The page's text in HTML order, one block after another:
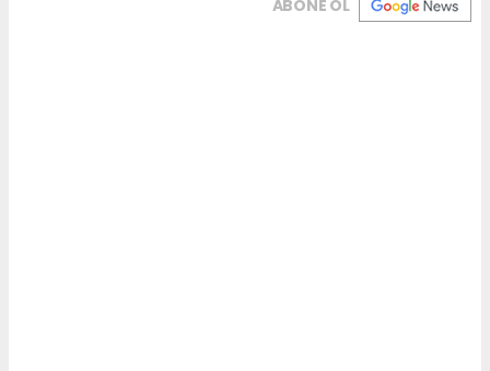
ABONE OL